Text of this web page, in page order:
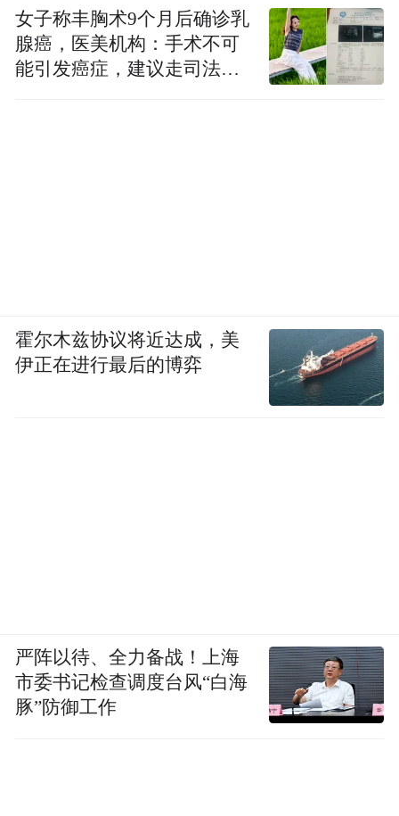
女子称丰胸术9个月后确诊乳
腺癌，医美机构：手术不可
能引发癌症，建议走司法途
霍尔木兹协议将近达成，美
伊正在进行最后的博弈
严阵以待、全力备战！上海
市委书记检查调度台风“白海
豚”防御工作